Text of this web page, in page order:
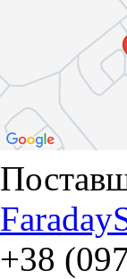
+38